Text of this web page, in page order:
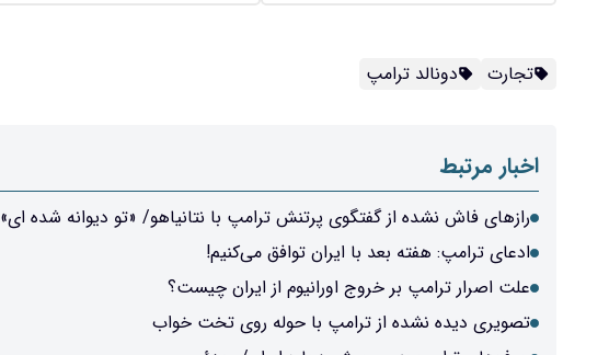
تجارت دونالد ترامپ
اخبار مرتبط
رازهای فاش نشده از گفتگوی پرتنش ترامپ با نتانیاهو/ «تو دیوانه شده ای»
ادعای ترامپ: هفته بعد با ایران توافق می‌کنیم!
علت اصرار ترامپ بر خروج اورانیوم از ایران چیست؟
تصویری دیده نشده از ترامپ با حوله روی تخت خواب